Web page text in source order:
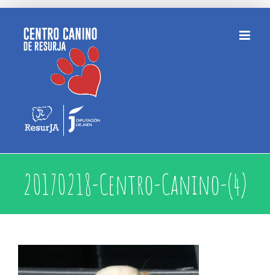
contenido
20170218-Centro-Canino-(4)